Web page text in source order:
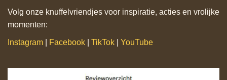
Volg onze knuffelvriendjes voor inspiratie, acties en vrolijke
momenten:
Instagram Facebook TikTok YouTube